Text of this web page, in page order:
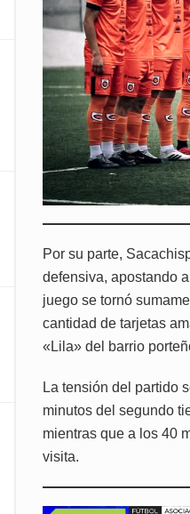
Por su parte,
defensiva, apostando
juego se tornó
cantidad de tarjetas
«Lila» del barrio
La tensión del partido
minutos del segundo
mientras que a los 40
visita.